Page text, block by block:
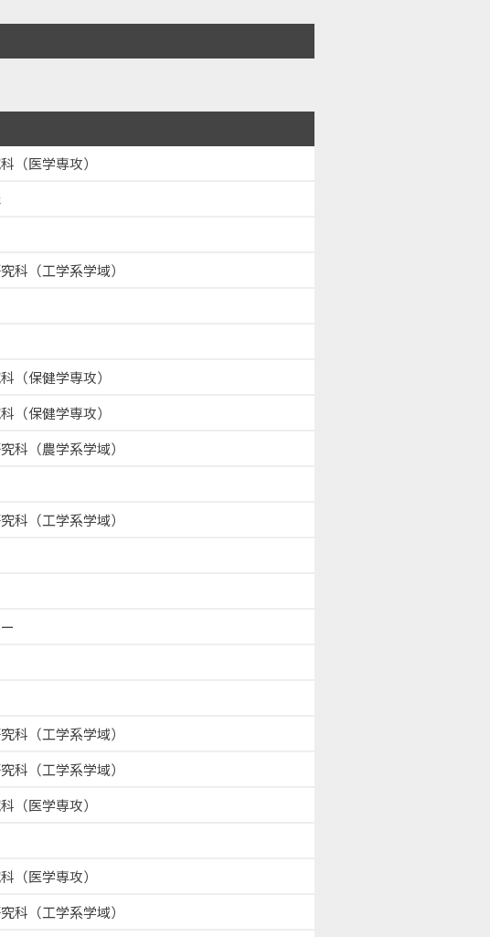
（医学専攻）
科（工学系学域）
（保健学専攻）
（保健学専攻）
科（農学系学域）
科（工学系学域）
科（工学系学域）
科（工学系学域）
（医学専攻）
（医学専攻）
科（工学系学域）